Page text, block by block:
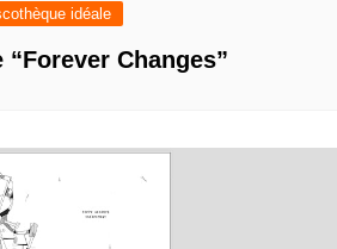
idéale
“Forever Changes”